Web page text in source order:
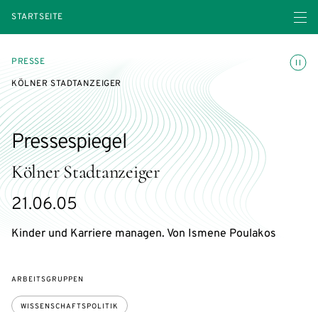
STARTSEITE Menü
PRESSE
KÖLNER STADTANZEIGER
Kölner Stadtanzeiger
Pressespiegel
21.06.05
Kinder und Karriere managen. Von Ismene Poulakos
ARBEITSGRUPPEN
WISSENSCHAFTSPOLITIK